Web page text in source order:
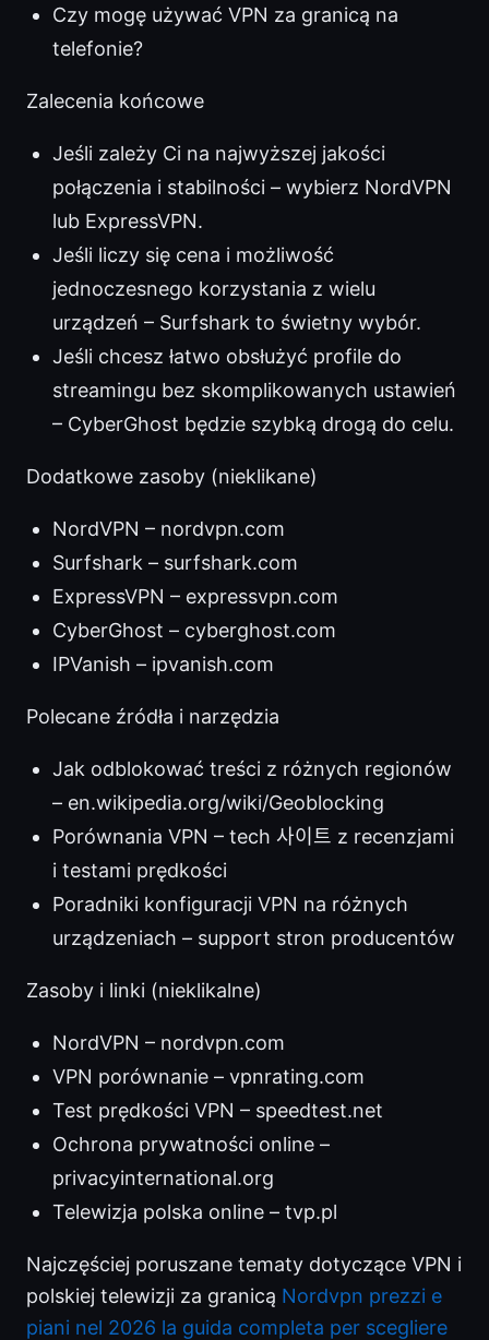
Czy mogę używać VPN za granicą na
telefonie?
Zalecenia końcowe
Jeśli zależy Ci na najwyższej jakości
połączenia i stabilności – wybierz NordVPN
lub ExpressVPN.
Jeśli liczy się cena i możliwość
jednoczesnego korzystania z wielu
urządzeń – Surfshark to świetny wybór.
Jeśli chcesz łatwo obsłużyć profile do
streamingu bez skomplikowanych ustawień
– CyberGhost będzie szybką drogą do celu.
Dodatkowe zasoby (nieklikane)
NordVPN – nordvpn.com
Surfshark – surfshark.com
ExpressVPN – expressvpn.com
CyberGhost – cyberghost.com
IPVanish – ipvanish.com
Polecane źródła i narzędzia
Jak odblokować treści z różnych regionów
– en.wikipedia.org/wiki/Geoblocking
Porównania VPN – tech 사이트 z recenzjami
i testami prędkości
Poradniki konfiguracji VPN na różnych
urządzeniach – support stron producentów
Zasoby i linki (nieklikalne)
NordVPN – nordvpn.com
VPN porównanie – vpnrating.com
Test prędkości VPN – speedtest.net
Ochrona prywatności online –
privacyinternational.org
Telewizja polska online – tvp.pl
Najczęściej poruszane tematy dotyczące VPN i
polskiej telewizji za granicą Nordvpn prezzi e
piani nel 2026 la guida completa per scegliere